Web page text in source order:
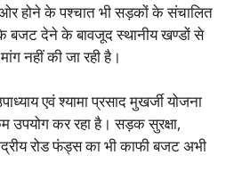
ओर होने के पश्चात भी सड़कों के संचालित
बजट देने के बावजूद स्थानीय खण्डों से
नहीं की जा रही है।
एवं श्यामा प्रसाद मुखर्जी योजना
कर रहा है। सड़क सुरक्षा,
रोड फंड्स का भी काफी बजट अभी